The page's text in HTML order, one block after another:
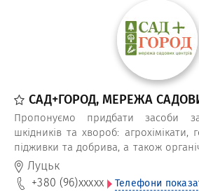
САД+ГОРОД, МЕРЕЖА
Пропонуємо придбати засоби
шкідників та хвороб: агрохімікати,
підживки та добрива, а також
усіх видів рослин.
Луцьк
+380 (96)xxxxx Телефони